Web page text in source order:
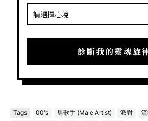
診斷我的靈魂旋
Tags 00's 男歌手 (Male Artist) 派對